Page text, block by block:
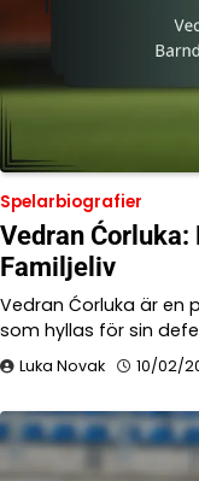
Spelarbiografier
Vedran
Familjeliv
Vedran Ćorluka är en
som hyllas för sin
Luka Novak 10/02/